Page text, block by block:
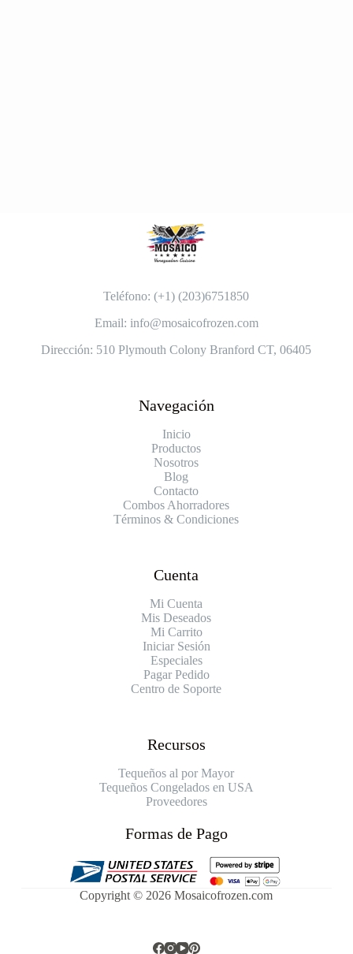
Teléfono: (+1) (203)6751850
Email: info@mosaicofrozen.com
Dirección: 510 Plymouth Colony Branford CT, 06405
Navegación
Inicio
Productos
Nosotros
Blog
Contacto
Combos Ahorradores
Términos & Condiciones
Cuenta
Mi Cuenta
Mis Deseados
Mi Carrito
Iniciar Sesión
Especiales
Pagar Pedido
Centro de Soporte
Recursos
Tequeños al por Mayor
Tequeños Congelados en USA
Proveedores
Formas de Pago
Copyright © 2026 Mosaicofrozen.com